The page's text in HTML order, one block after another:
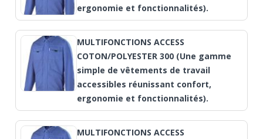
ergonomie et fonctionnalités).
MULTIFONCTIONS ACCESS
COTON/POLYESTER 300 (Une gamme
simple de vêtements de travail
accessibles réunissant confort,
ergonomie et fonctionnalités).
MULTIFONCTIONS ACCESS